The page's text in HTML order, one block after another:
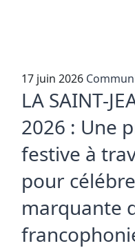
17 juin 2026
LA SAINT-
2026 : Une
festive à
pour
marquante